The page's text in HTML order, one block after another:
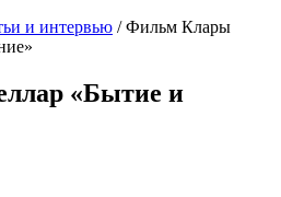
и интервью /Фильм Клары
«Бытие и